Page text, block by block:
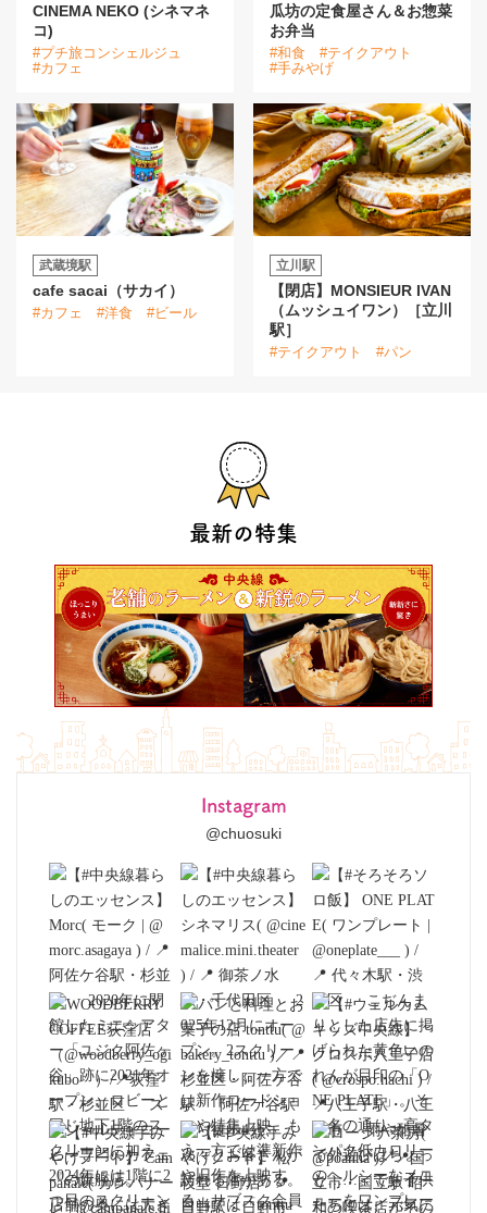
最新の特集
Instagram
@chuosuki
CINEMA NEKO (シネマネ
コ)
#プチ旅コンシェルジュ
#カフェ
瓜坊の定食屋さん＆お惣菜
お弁当
#和食
#テイクアウト
#手みやげ
武蔵境駅
cafe sacai（サカイ）
#カフェ #洋食 #ビール
立川駅
【閉店】MONSIEUR IVAN
（ムッシュイワン）［立川
駅］
#テイクアウト #パン